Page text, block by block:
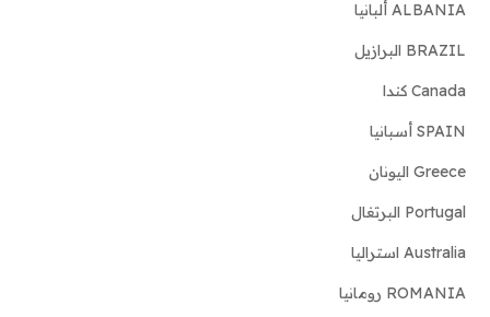
ALBANIA ألبانيا
BRAZIL البرازيل
Canada كندا
SPAIN أسبانيا
Greece اليونان
Portugal البرتغال
Australia استراليا
ROMANIA رومانيا